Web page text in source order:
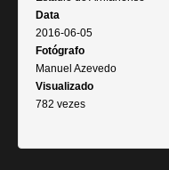
Data
2016-06-05
Fotógrafo
Manuel Azevedo
Visualizado
782 vezes